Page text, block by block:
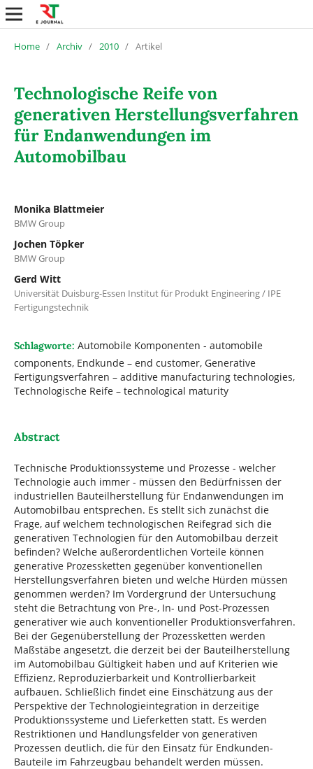
Home / Archiv / 2010 / Artikel
Technologische Reife von
generativen Herstellungsverfahren
für Endanwendungen im
Automobilbau
Monika Blattmeier
BMW Group
Jochen Töpker
BMW Group
Gerd Witt
Universität Duisburg-Essen Institut für Produkt Engineering / IPE
Fertigungstechnik
Schlagworte: Automobile Komponenten - automobile
components, Endkunde – end customer, Generative
Fertigungsverfahren – additive manufacturing technologies,
Technologische Reife – technological maturity
Abstract
Technische Produktionssysteme und Prozesse - welcher
Technologie auch immer - müssen den Bedürfnissen der
industriellen Bauteilherstellung für Endanwendungen im
Automobilbau entsprechen. Es stellt sich zunächst die
Frage, auf welchem technologischen Reifegrad sich die
generativen Technologien für den Automobilbau derzeit
befinden? Welche außerordentlichen Vorteile können
generative Prozessketten gegenüber konventionellen
Herstellungsverfahren bieten und welche Hürden müssen
genommen werden? Im Vordergrund der Untersuchung
steht die Betrachtung von Pre-, In- und Post-Prozessen
generativer wie auch konventioneller Produktionsverfahren.
Bei der Gegenüberstellung der Prozessketten werden
Maßstäbe angesetzt, die derzeit bei der Bauteilherstellung
im Automobilbau Gültigkeit haben und auf Kriterien wie
Effizienz, Reproduzierbarkeit und Kontrollierbarkeit
aufbauen. Schließlich findet eine Einschätzung aus der
Perspektive der Technologieintegration in derzeitige
Produktionssysteme und Lieferketten statt. Es werden
Restriktionen und Handlungsfelder von generativen
Prozessen deutlich, die für den Einsatz für Endkunden-
Bauteile im Fahrzeugbau behandelt werden müssen.